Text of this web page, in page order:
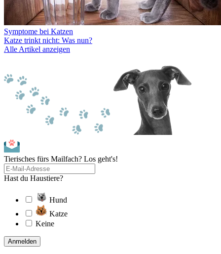
Symptome bei Katzen
Katze trinkt nicht: Was nun?
Alle Artikel anzeigen
Tierisches fürs Mailfach? Los geht's!
Hast du Haustiere?
Hund
Katze
Keine
Anmelden